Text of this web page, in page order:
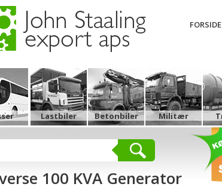
FORSIDE
Lastbiler Betonbiler Militær
100 KVA Generator